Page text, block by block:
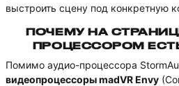
выстроить сцену под конкретную
ПОЧЕМУ НА
ПРОЦЕССОРОМ ЕСТЬ
Помимо аудио-процессора
видеопроцессоры madVR Envy